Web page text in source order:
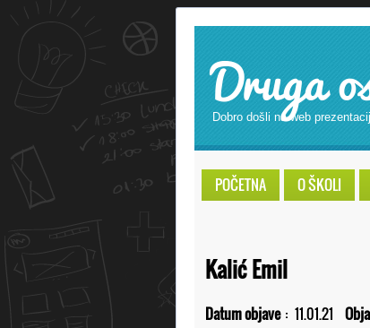
Druga
Dobro došli na web
POČETNA O ŠKOLI
Kalić Emil
Datum objave : 11.01.21